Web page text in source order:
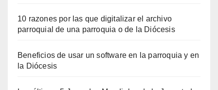
10 razones por las que digitalizar el archivo
parroquial de una parroquia o de la Diócesis
Beneficios de usar un software en la parroquia y en
la Diócesis